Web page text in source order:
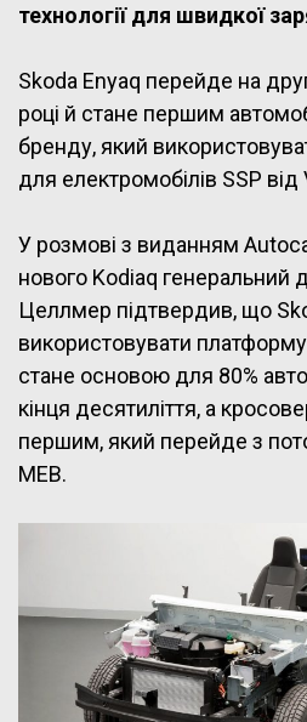
технології для швидкої
Skoda Enyaq перейде на
році й стане першим
бренду, який
для електромобілів SSP
У розмові з виданням
нового Kodiaq генеральний
Целлмер підтвердив, що
використовувати
стане основою для 80%
кінця десятиліття, а
першим, який перейде з
MEB.